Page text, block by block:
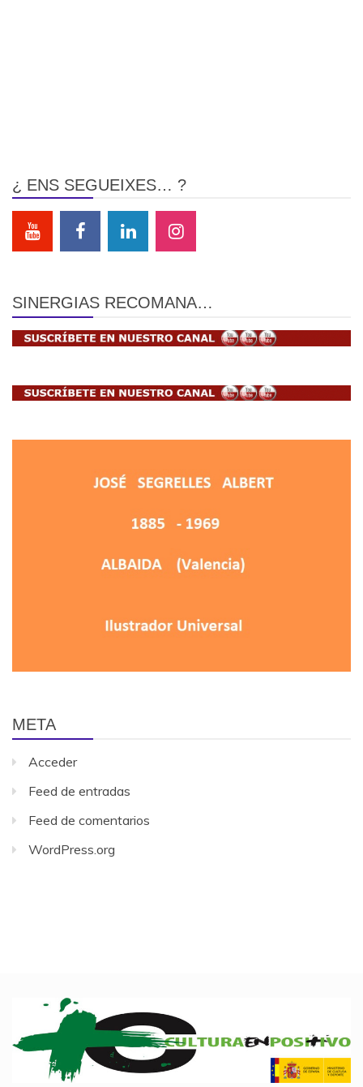
¿ ENS SEGUEIXES… ?
SINERGIAS RECOMANA…
META
Acceder
Feed de entradas
Feed de comentarios
WordPress.org